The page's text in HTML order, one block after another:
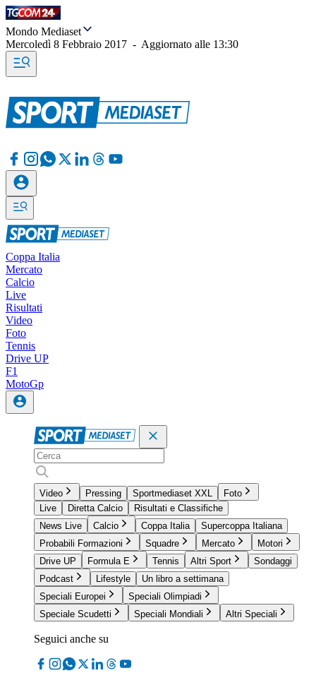
Mondo Mediaset
Mercoledì 8 Febbraio 2017 - Aggiornato alle 13:30
Coppa Italia
Mercato
Calcio
Live
Risultati
Video
Foto
Tennis
Drive UP
F1
MotoGp
Video Pressing Sportmediaset XXL
Foto
Live
Diretta Calcio
Risultati e Classifiche
News Live
Calcio Coppa Italia
Supercoppa Italiana
Probabili Formazioni
Squadre Mercato
Motori
Drive UP
Formula E Tennis Altri Sport
Sondaggi
Podcast
Lifestyle
Un libro a settimana
Speciali Europei
Speciali Olimpiadi
Speciale Scudetti
Speciali Mondiali Altri Speciali
Seguici anche su